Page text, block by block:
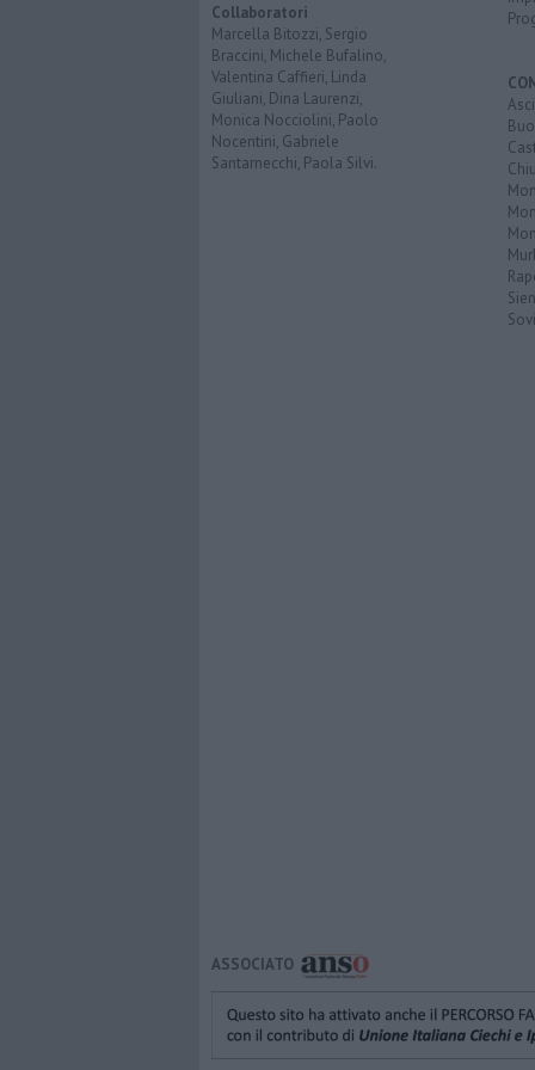
Collaboratori
Marcella Bitozzi, Sergio
Braccini, Michele Bufalino,
Valentina Caffieri, Linda
Giuliani, Dina Laurenzi,
Monica Nocciolini, Paolo
Nocentini, Gabriele
Santarnecchi, Paola Silvi.
ASSOCIATO